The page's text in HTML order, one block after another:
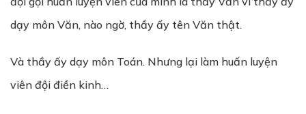
dạy môn Văn, nào ngờ, thầy ấy tên Văn thật.
Và thầy ấy dạy môn Toán. Nhưng lại làm huấn luyện
viên đội điền kinh…